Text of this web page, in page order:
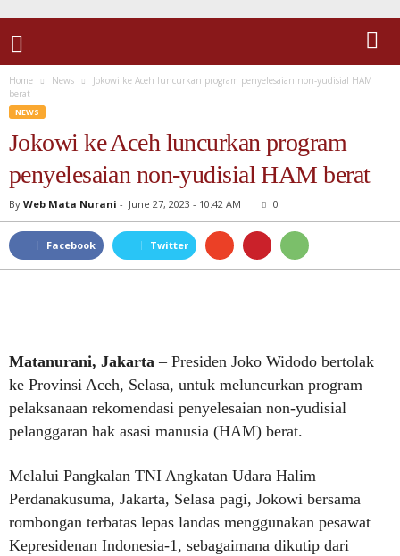
Home News
Jokowi ke Aceh luncurkan program penyelesaian non-yudisial HAM
berat
NEWS
Jokowi ke Aceh luncurkan program
penyelesaian non-yudisial HAM berat
By Web Mata Nurani - June 27, 2023 - 10:42 AM 0
Facebook Twitter
Matanurani, Jakarta – Presiden Joko Widodo bertolak
ke Provinsi Aceh, Selasa, untuk meluncurkan program
pelaksanaan rekomendasi penyelesaian non-yudisial
pelanggaran hak asasi manusia (HAM) berat.
Melalui Pangkalan TNI Angkatan Udara Halim
Perdanakusuma, Jakarta, Selasa pagi, Jokowi bersama
rombongan terbatas lepas landas menggunakan pesawat
Kepresidenan Indonesia-1, sebagaimana dikutip dari